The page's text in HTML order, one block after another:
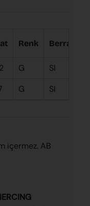
Renk Berraklık
G
SI
G SI
içermez. AB